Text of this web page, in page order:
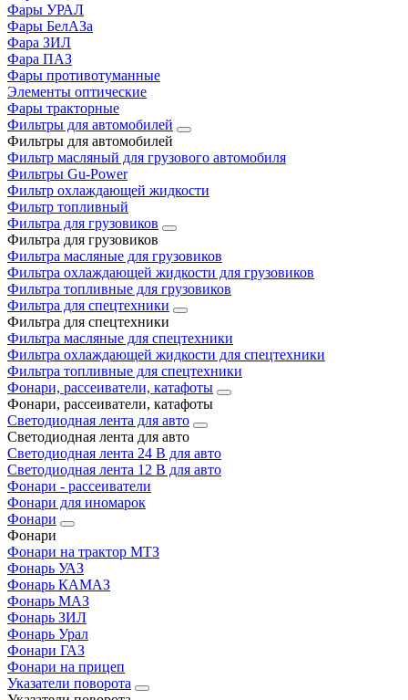
Фары УРАЛ
Фары БелАЗа
Фара ЗИЛ
Фара ПАЗ
Фары противотуманные
Элементы оптические
Фары тракторные
Фильтры для автомобилей
Фильтры для автомобилей
Фильтр масляный для грузового автомобиля
Фильтры Gu-Power
Фильтр охлаждающей жидкости
Фильтр топливный
Фильтра для грузовиков
Фильтра для грузовиков
Фильтра масляные для грузовиков
Фильтра охлаждающей жидкости для грузовиков
Фильтра топливные для грузовиков
Фильтра для спецтехники
Фильтра для спецтехники
Фильтра масляные для спецтехники
Фильтра охлаждающей жидкости для спецтехники
Фильтра топливные для спецтехники
Фонари, рассеиватели, катафоты
Фонари, рассеиватели, катафоты
Светодиодная лента для авто
Светодиодная лента для авто
Светодиодная лента 24 В для авто
Светодиодная лента 12 В для авто
Фонари - рассеиватели
Фонари для иномарок
Фонари
Фонари
Фонари на трактор МТЗ
Фонарь УАЗ
Фонарь КАМАЗ
Фонарь МАЗ
Фонарь ЗИЛ
Фонарь Урал
Фонари ГАЗ
Фонари на прицеп
Указатели поворота